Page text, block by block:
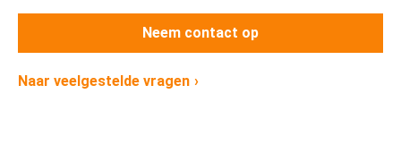
Neem contact op
Naar veelgestelde vragen